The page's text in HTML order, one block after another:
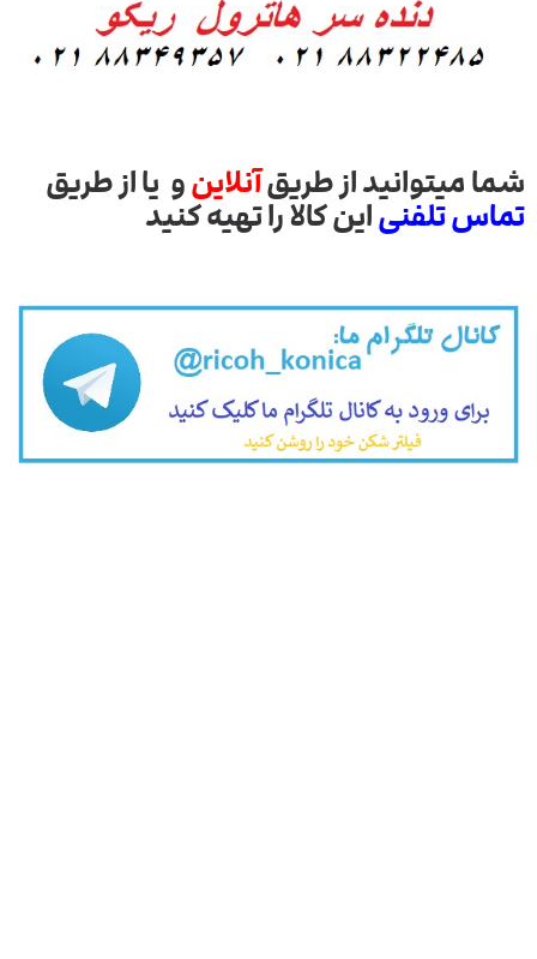
شما میتوانید از طریقآنلاینو یا از طریق
تماس تلفنیاین کالا را تهیه کنید